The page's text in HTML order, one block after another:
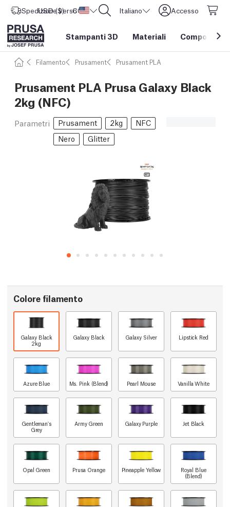
Spedizione verso Stati Uniti d'America
USD ($) CORE One L: Ora disponibile! Italiano Accesso
Stampanti 3D Materiali Componenti
Filamento Prusament Prusament PLA
Prusament PLA Prusa Galaxy Black
2kg (NFC)
Parametri Prusament 2kg
NFC
Nero
Glitter
Colore filamento
Galaxy Black
2kg
Galaxy Black Galaxy Silver Lipstick Red
Azure Blue Ms. Pink (Blend) Pearl Mouse Vanilla White
Gentleman's
Grey
Army Green Galaxy Purple Jet Black
Opal Green Prusa Orange Pineapple Yellow
Royal Blue
(Blend)